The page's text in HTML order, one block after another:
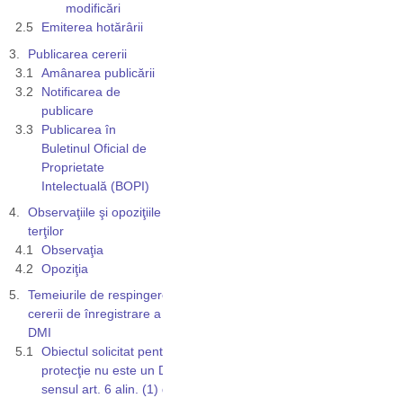
modificări
Emiterea hotărârii
Publicarea cererii
Amânarea publicării
Notificarea de
publicare
Publicarea în
Buletinul Oficial de
Proprietate
Intelectuală (BOPI)
Observaţiile şi opoziţiile
terţilor
Observaţia
Opoziţia
Temeiurile de respingere a
cererii de înregistrare a unui
DMI
Obiectul solicitat pentru
protecţie nu este un DMI în
sensul art. 6 alin. (1) din